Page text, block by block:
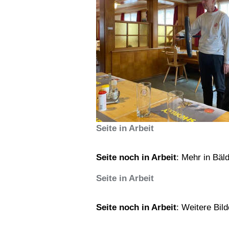
Seite in Arbeit
Seite noch in Arbeit: Mehr in
Seite in Arbeit
Seite noch in Arbeit: Weitere